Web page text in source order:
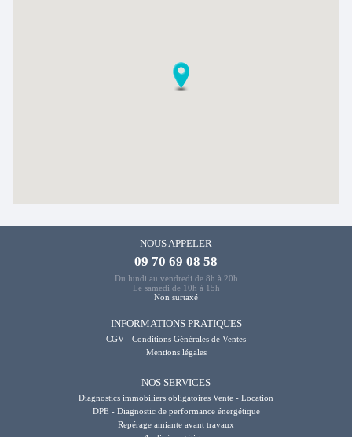
NOUS APPELER
09 70 69 08 58
Du lundi au vendredi de 8h à 20h
Le samedi de 10h à 15h
Non surtaxé
INFORMATIONS PRATIQUES
CGV - Conditions Générales de Ventes
Mentions légales
NOS SERVICES
Diagnostics immobiliers obligatoires Vente - Location
DPE - Diagnostic de performance énergétique
Repérage amiante avant travaux